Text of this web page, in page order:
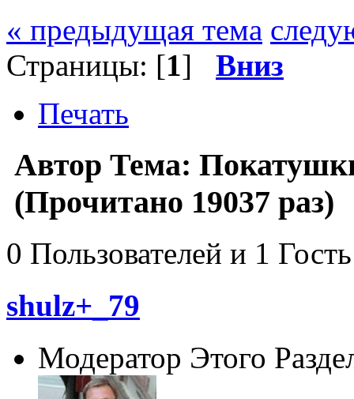
« предыдущая тема
Страницы: [1] Вниз
Печать
Автор Тема:
(Прочитано 19037 раз)
0 Пользователей и 1
shulz+_79
Модератор Этого